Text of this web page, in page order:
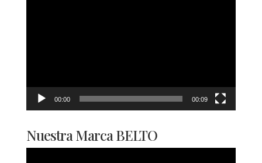
00:00 00:09
Nuestra Marca BELTO